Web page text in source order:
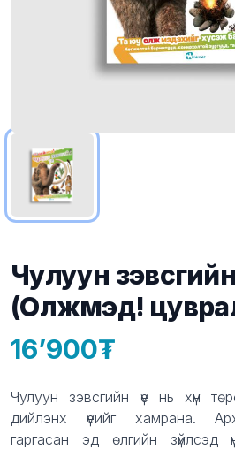
Чулуун зэвсгийн
(Олжмэд!
Product information
16’900
Description
Чулуун зэвсгийн үе нь хүн
дийлэнх үеийг хамрана.
гаргасан эд өлгийн зүйлсэд